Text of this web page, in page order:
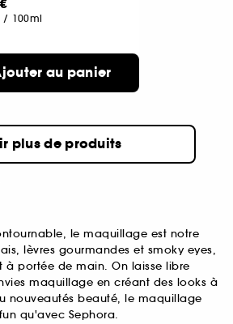
/ 100ml
au panier
plus de produits
le maquillage est notre
lèvres gourmandes et smoky eyes,
à portée de main. On laisse libre
maquillage en créant des looks à
nouveautés beauté, le maquillage
qu'avec Sephora.